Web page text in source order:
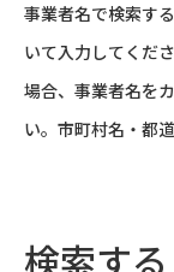
事業者名で検索す
いて入力してくだ
場合、事業者名を
い。市町村名・都
検索する